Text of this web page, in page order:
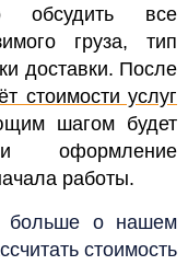
обсудить все
груза, тип
доставки. После
стоимости услуг
шагом будет
оформление
работы.
больше о нашем
стоимость